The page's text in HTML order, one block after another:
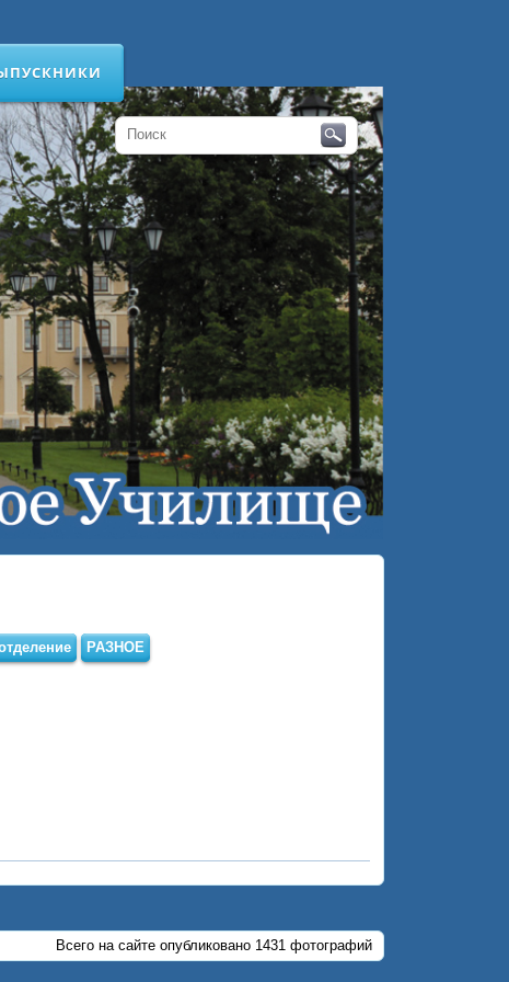
РАЗНОЕ
Всего на сайте опубликовано 1431 фотографий